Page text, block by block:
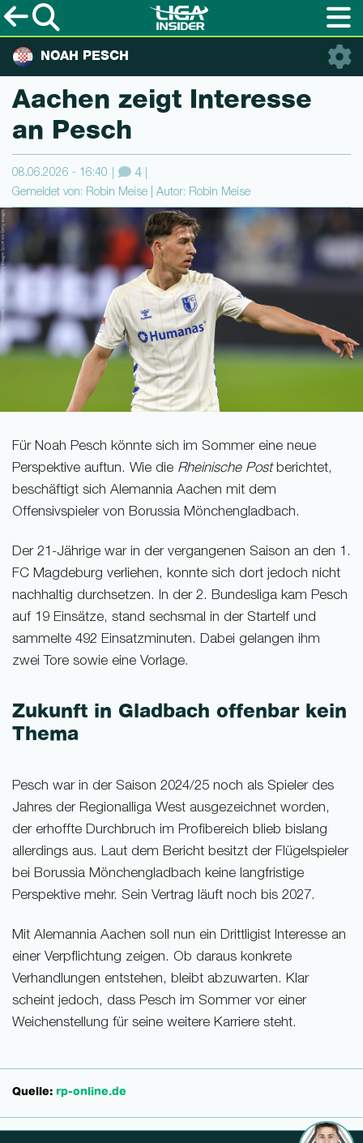
NOAH PESCH
Aachen zeigt Interesse
an Pesch
08.06.2026 - 16:40 4
Gemeldet von: Robin Meise | Autor: Robin Meise
Für Noah Pesch könnte sich im Sommer eine neue
Perspektive auftun. Wie die Rheinische Postberichtet,
beschäftigt sich Alemannia Aachen mit dem
Offensivspieler von Borussia Mönchengladbach.
Der 21-Jährige war in der vergangenen Saison an den 1.
FC Magdeburg verliehen, konnte sich dort jedoch nicht
nachhaltig durchsetzen. In der 2. Bundesliga kam Pesch
auf 19 Einsätze, stand sechsmal in der Startelf und
sammelte 492 Einsatzminuten. Dabei gelangen ihm
zwei Tore sowie eine Vorlage.
Zukunft in Gladbach offenbar kein
Thema
Pesch war in der Saison 2024/25 noch als Spieler des
Jahres der Regionalliga West ausgezeichnet worden,
der erhoffte Durchbruch im Profibereich blieb bislang
allerdings aus. Laut dem Bericht besitzt der Flügelspieler
bei Borussia Mönchengladbach keine langfristige
Perspektive mehr. Sein Vertrag läuft noch bis 2027.
Mit Alemannia Aachen soll nun ein Drittligist Interesse an
einer Verpflichtung zeigen. Ob daraus konkrete
Verhandlungen entstehen, bleibt abzuwarten. Klar
scheint jedoch, dass Pesch im Sommer vor einer
Weichenstellung für seine weitere Karriere steht.
Quelle: rp-online.de